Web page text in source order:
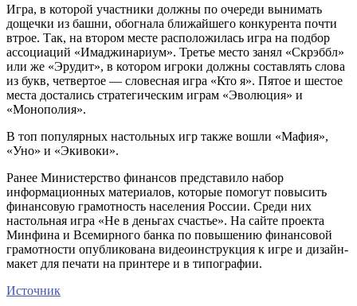
Игра, в которой участники должны по очереди вынимать
дощечки из башни, обогнала ближайшего конкурента почти
втрое. Так, на втором месте расположилась игра на подбор
ассоциаций «Имаджинариум». Третье место занял «Скрэббл»
или же «Эрудит», в котором игроки должны составлять слова
из букв, четвертое — словесная игра «Кто я». Пятое и шестое
места достались стратегическим играм «Эволюция» и
«Монополия».
В топ популярных настольных игр также вошли «Мафия»,
«Уно» и «Экивоки».
Ранее Министерство финансов представило набор
информационных материалов, которые помогут повысить
финансовую грамотность населения России. Среди них
настольная игра «Не в деньгах счастье». На сайте проекта
Минфина и Всемирного банка по повышению финансовой
грамотности опубликована видеоинструкция к игре и дизайн-
макет для печати на принтере и в типографии.
Источник